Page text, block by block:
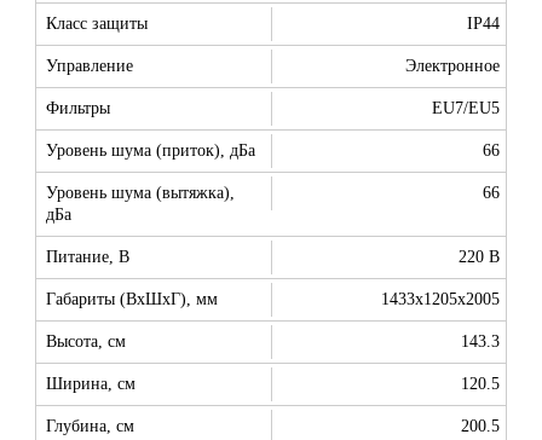
Класс защиты IP44
Управление Электронное
Фильтры EU7/EU5
Уровень шума (приток), дБа 66
Уровень шума (вытяжка),
дБа
66
Питание, В 220 В
Габариты (ВхШхГ), мм 1433x1205x2005
Высота, см 143.3
Ширина, см 120.5
Глубина, см 200.5